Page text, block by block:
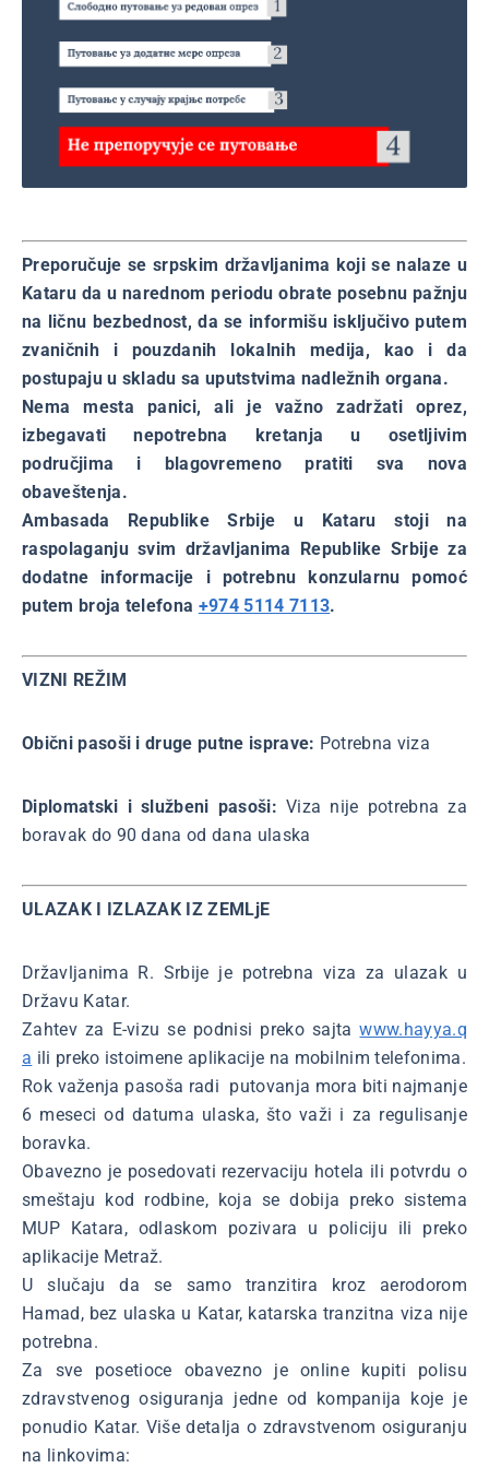
Preporučuje se srpskim državljanima koji se nalaze u
Kataru da u narednom periodu obrate posebnu pažnju
na ličnu bezbednost, da se informišu isključivo putem
zvaničnih i pouzdanih lokalnih medija, kao i da
postupaju u skladu sa uputstvima nadležnih organa.
Nema mesta panici, ali je važno zadržati oprez,
izbegavati nepotrebna kretanja u osetljivim
područjima i blagovremeno pratiti sva nova
obaveštenja.
Ambasada Republike Srbije u Kataru stoji na
raspolaganju svim državljanima Republike Srbije za
dodatne informacije i potrebnu konzularnu pomoć
putem broja telefona +974 5114 7113.
VIZNI REŽIM
Obični pasoši i druge putne isprave: Potrebna viza
Diplomatski i službeni pasoši: Viza nije potrebna za
boravak do 90 dana od dana ulaska
ULAZAK I IZLAZAK IZ ZEMLjE
Državljanima R. Srbije je potrebna viza za ulazak u
Državu Katar.
Zahtev za E-vizu se podnisi preko sajtawww.hayya.q
a ili preko istoimene aplikacije na mobilnim telefonima.
Rok važenja pasoša radi putovanja mora biti najmanje
6 meseci od datuma ulaska, što važi i za regulisanje
boravka.
Obavezno je posedovati rezervaciju hotela ili potvrdu o
smeštaju kod rodbine, koja se dobija preko sistema
MUP Katara, odlaskom pozivara u policiju ili preko
aplikacije Metraž.
U slučaju da se samo tranzitira kroz aerodorom
Hamad, bez ulaska u Katar, katarska tranzitna viza nije
potrebna.
Za sve posetioce obavezno je online kupiti polisu
zdravstvenog osiguranja jedne od kompanija koje je
ponudio Katar. Više detalja o zdravstvenom osiguranju
na linkovima: